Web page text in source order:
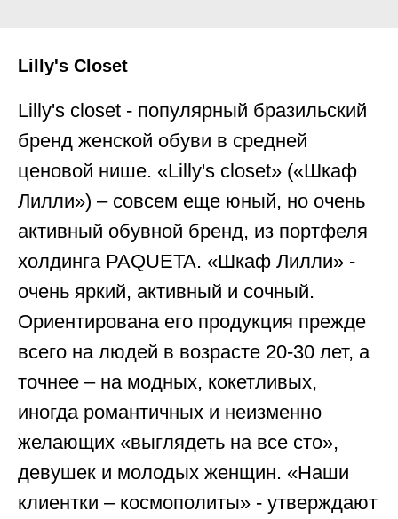
Lilly's Closet
Lilly's closet - популярный бразильский
бренд женской обуви в средней
ценовой нише. «Lilly's closet» («Шкаф
Лилли») – совсем еще юный, но очень
активный обувной бренд, из портфеля
холдинга PAQUETA. «Шкаф Лилли» -
очень яркий, активный и сочный.
Ориентирована его продукция прежде
всего на людей в возрасте 20-30 лет, а
точнее – на модных, кокетливых,
иногда романтичных и неизменно
желающих «выглядеть на все сто»,
девушек и молодых женщин. «Наши
клиентки – космополиты» - утверждают